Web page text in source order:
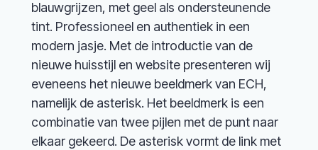
blauwgrijzen, met geel als ondersteunende
tint. Professioneel en authentiek in een
modern jasje. Met de introductie van de
nieuwe huisstijl en website presenteren wij
eveneens het nieuwe beeldmerk van ECH,
namelijk de asterisk. Het beeldmerk is een
combinatie van twee pijlen met de punt naar
elkaar gekeerd. De asterisk vormt de link met